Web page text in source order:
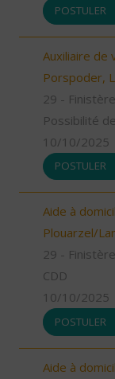
POSTULER
Auxiliaire de
Porspoder,
29 - Finistère
Possibilité
10/10/2025
POSTULER
Aide à
Plouarzel/
29 - Finistère
CDD
10/10/2025
POSTULER
Aide à